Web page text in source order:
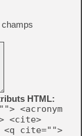
champs
HTML:
<acronym
<cite>
<q cite="">